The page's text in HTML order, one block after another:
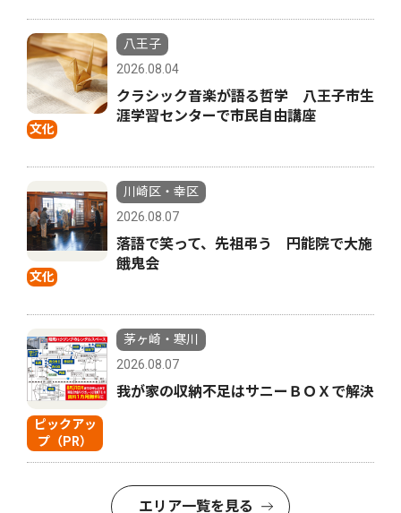
文化
八王子
2026.08.04
クラシック音楽が語る哲学 八王子市生
涯学習センターで市民自由講座
文化
川崎区・幸区
2026.08.07
落語で笑って、先祖弔う 円能院で大施
餓鬼会
ピックアッ
プ（PR）
茅ヶ崎・寒川
2026.08.07
我が家の収納不足はサニーＢＯＸで解決
エリア一覧を見る